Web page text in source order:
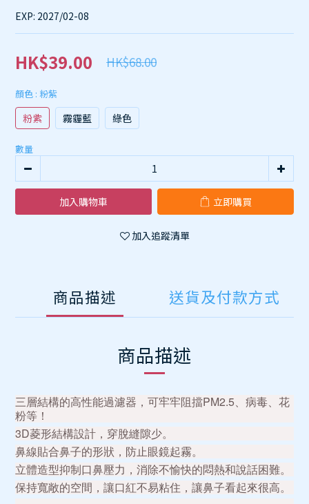
EXP: 2027/02-08
HK$39.00 HK$68.00
顏色 : 粉紫
粉紫 霧霾藍 綠色
數量
加入購物車 立即購買
加入追蹤清單
商品描述 送貨及付款方式
商品描述
三層結構的高性能過濾器，可牢牢阻擋PM2.5、病毒、花
粉等！
3D菱形結構設計，穿脫縫隙少。
鼻線貼合鼻子的形狀，防止眼鏡起霧。
立體造型抑制口鼻壓力，消除不愉快的悶熱和說話困難。
保持寬敞的空間，讓口紅不易粘住，讓鼻子看起來很高。